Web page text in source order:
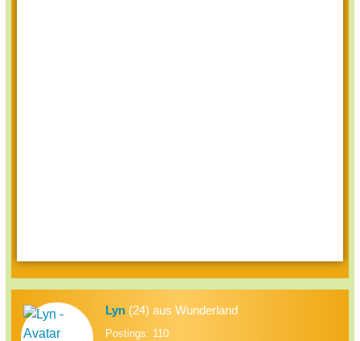
Lyn (24) aus Wunderland
Postings: 110